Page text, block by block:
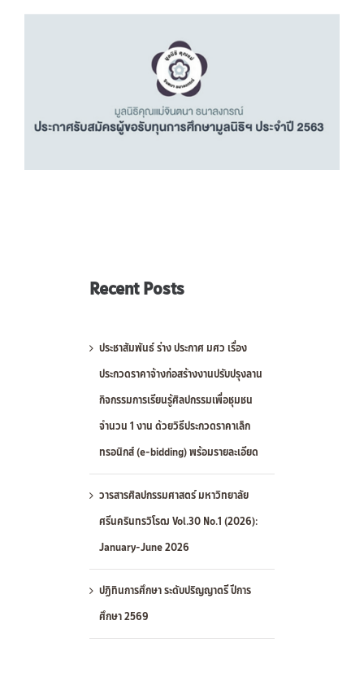
Recent Posts
ประชาสัมพันธ์ ร่าง ประกาศ มศว เรื่อง
ประกวดราคาจ้างก่อสร้างงานปรับปรุงลาน
กิจกรรมการเรียนรู้ศิลปกรรมเพื่อชุมชน
จำนวน 1 งาน ด้วยวิธีประกวดราคาเล็ก
ทรอนิกส์ (e-bidding) พร้อมรายละเอียด
วารสารศิลปกรรมศาสตร์ มหาวิทยาลัย
ศรีนครินทรวิโรฒ Vol.30 No.1 (2026):
January-June 2026
ปฏิทินการศึกษา ระดับปริญญาตรี ปีการ
ศึกษา 2569